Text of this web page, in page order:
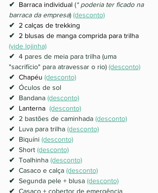
✔ Barraca individual (* poderia ter ficado na
barraca da empresa) (desconto)
✔ 2 calças de trekking
✔ 2 blusas de manga comprida para trilha
(vide lojinha)
✔ 4 pares de meia para trilha (uma
"sacrifício" para atravessar o rio) (desconto)
✔ Chapéu (desconto)
✔ Óculos de sol
✔ Bandana (desconto)
✔ Lanterna (desconto)
✔ 2 bastões de caminhada (desconto)
✔ Luva para trilha (desconto)
✔ Biquíni (desconto)
✔ Short (desconto)
✔ Toalhinha (desconto)
✔ Casaco e calça (desconto)
✔ Segunda pele + blusa (desconto)
✔ Casaco + cobertor de emergência